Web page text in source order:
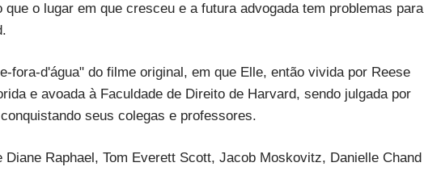
o lugar em que cresceu e a futura advogada tem problemas para
fora-d'água" do filme original, em que Elle, então vivida por Reese
e avoada à Faculdade de Direito de Harvard, sendo julgada por
seus colegas e professores.
Raphael, Tom Everett Scott, Jacob Moskovitz, Danielle Chand